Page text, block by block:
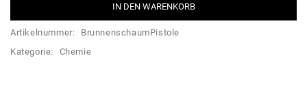
IN DEN WARENKORB
Artikelnummer:
BrunnenschaumPistole
Kategorie:
Chemie